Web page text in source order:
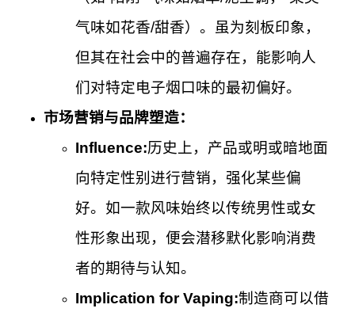
气味如花香/甜香）。虽为刻板印象，
但其在社会中的普遍存在，能影响人
们对特定电子烟口味的最初偏好。
市场营销与品牌塑造：
Influence:历史上，产品或明或暗地面
向特定性别进行营销，强化某些偏
好。如一款风味始终以传统男性或女
性形象出现，便会潜移默化影响消费
者的期待与认知。
Implication for Vaping:制造商可以借